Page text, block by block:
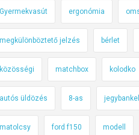
Gyermekvasút ergonómia
megkülönböztető jelzés bérlet
közösségi matchbox kolodko
autós üldözés 8-as
matolcsy ford f150 modell